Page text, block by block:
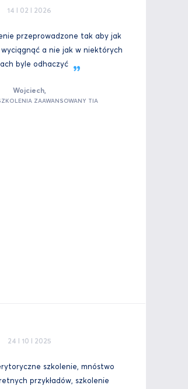
14 I 02 I 2026
przeprowadzone tak aby jak
a nie jak w niektórych
byle odhaczyć
Wojciech,
ZAAWANSOWANY TIA
24 I 10 I 2025
szkolenie, mnóstwo
przykładów, szkolenie